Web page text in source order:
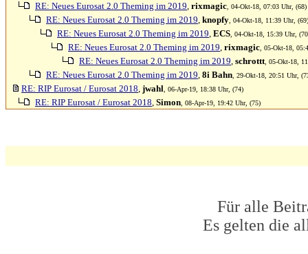
RE: Neues Eurosat 2.0 Theming im 2019, rixmagic , 04-Okt-18, 07:03 Uhr, (68)
RE: Neues Eurosat 2.0 Theming im 2019, knopfy , 04-Okt-18, 11:39 Uhr, (69)
RE: Neues Eurosat 2.0 Theming im 2019, ECS , 04-Okt-18, 15:39 Uhr,
RE: Neues Eurosat 2.0 Theming im 2019, rixmagic , 05-Okt-18,
RE: Neues Eurosat 2.0 Theming im 2019, schrottt , 05-Okt-18,
RE: Neues Eurosat 2.0 Theming im 2019, 8i Bahn , 29-Okt-18, 20:51 Uhr,
RE: RIP Eurosat / Eurosat 2018, jwahl , 06-Apr-19, 18:38 Uhr, (74)
RE: RIP Eurosat / Eurosat 2018, Simon , 08-Apr-19, 19:42 Uhr, (75)
Für alle
Es gelten die